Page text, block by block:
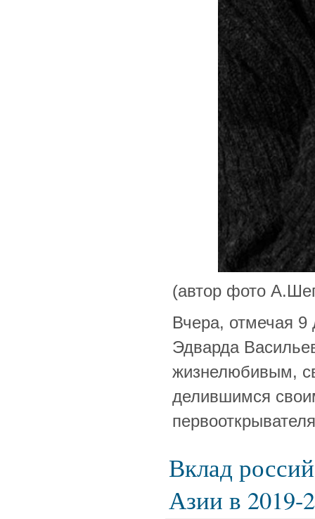
(автор фото
Вчера, отмечая 9
Эдварда
жизнелюбивым,
делившимся
Вклад
Азии в 2019-